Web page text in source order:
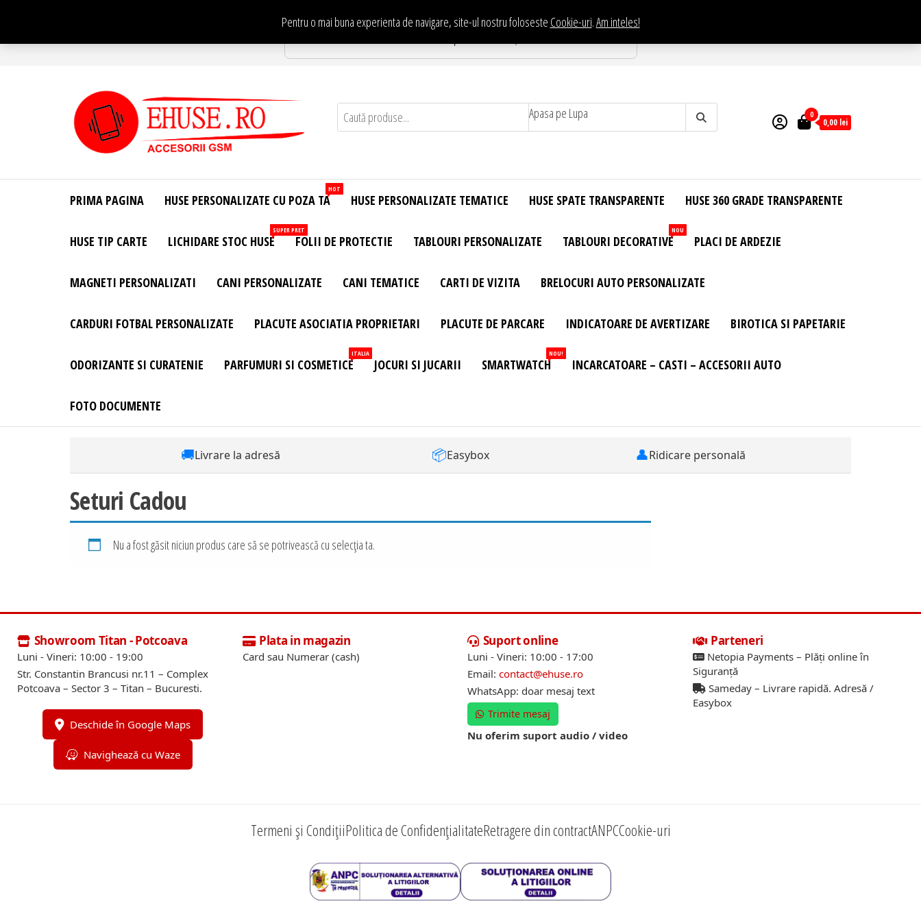
conținut
Pentru o mai buna experienta de navigare, site-ul nostru foloseste Cookie-uri.Am inteles!
Te asteptam in Showroom eHuse.ro
Site Oficial .
Huse
Personalizate
Huse
Personalizate
Telefon –
– Accesorii
Apasa pe Lupa 0
0,00 lei
PRIMA PAGINA HUSE PERSONALIZATE CU POZA TA
HOT
HUSE PERSONALIZATE TEMATICE HUSE SPATE TRANSPARENTE HUSE 360 GRADE TRANSPARENTE
HUSE TIP CARTE LICHIDARE STOC HUSE
SUPER PRET
FOLII DE PROTECTIE TABLOURI PERSONALIZATE TABLOURI DECORATIVE
NOU
PLACI DE ARDEZIE
MAGNETI PERSONALIZATI CANI PERSONALIZATE CANI TEMATICE CARTI DE VIZITA BRELOCURI AUTO PERSONALIZATE
CARDURI FOTBAL PERSONALIZATE PLACUTE ASOCIATIA PROPRIETARI PLACUTE DE PARCARE INDICATOARE DE AVERTIZARE BIROTICA SI PAPETARIE
ODORIZANTE SI CURATENIE PARFUMURI SI COSMETICE
ITALIA
JOCURI SI JUCARII SMARTWATCH
NOU!
INCARCATOARE – CASTI – ACCESORII AUTO
FOTO DOCUMENTE
🚚Livrare la adresă 📦Easybox 👤Ridicare personală
Seturi Cadou
Nu a fost găsit niciun produs care să se potrivească cu selecția ta.
Showroom Titan - Potcoava
Luni - Vineri: 10:00 - 19:00
Str. Constantin Brancusi nr.11 – Complex
Potcoava – Sector 3 – Titan – Bucuresti.
Deschide în Google Maps
Navighează cu Waze
Plata in magazin
Card sau Numerar (cash)
Suport online
Luni - Vineri: 10:00 - 17:00
Email: contact@ehuse.ro
WhatsApp: doar mesaj text
Trimite mesaj
Nu oferim suport audio / video
Parteneri
Netopia Payments – Plăți online în
Siguranță
Sameday – Livrare rapidă. Adresă /
Easybox
Termeni și CondițiiPolitica de ConfidențialitateRetragere din contractANPCCookie-uri